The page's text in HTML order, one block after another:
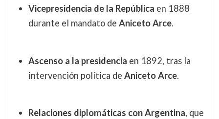
Vicepresidencia de la República en 1888
durante el mandato de Aniceto Arce.
Ascenso a la presidencia en 1892, tras la
intervención política de Aniceto Arce.
Relaciones diplomáticas con Argentina, que